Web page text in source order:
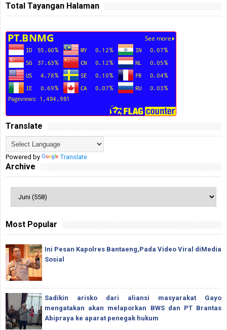
Total Tayangan Halaman
Translate
Powered by Translate
Archive
Most Popular
Ini Pesan Kapolres Bantaeng,Pada Video Viral diMedia
Sosial
Sadikin arisko dari aliansi masyarakat Gayo
mengatakan akan melaporkan BWS dan PT Brantas
Abipraya ke aparat penegak hukum